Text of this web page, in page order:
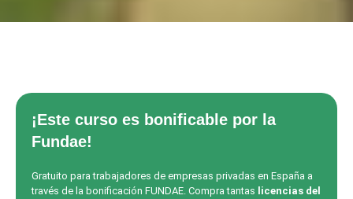
¡Este curso es bonificable por la
Fundae!
Gratuito para trabajadores de empresas privadas en España a
través de la bonificación FUNDAE. Compra tantas licencias del